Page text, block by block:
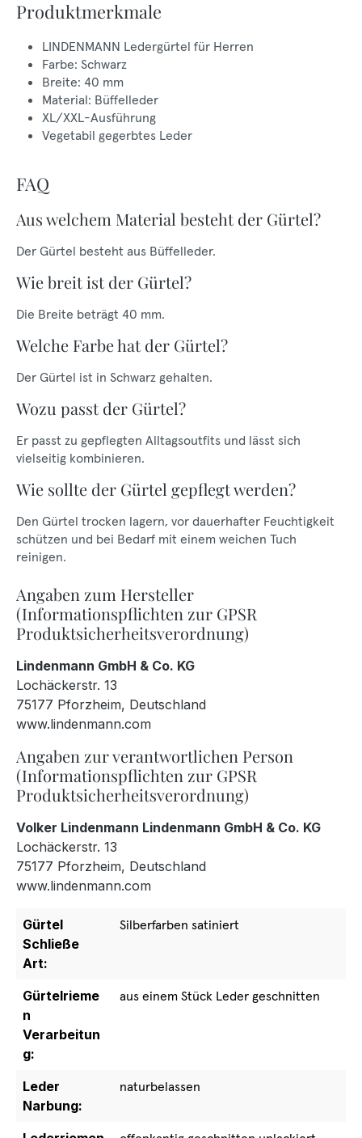
Produktmerkmale
LINDENMANN Ledergürtel für Herren
Farbe: Schwarz
Breite: 40 mm
Material: Büffelleder
XL/XXL-Ausführung
Vegetabil gegerbtes Leder
FAQ
Aus welchem Material besteht der Gürtel?
Der Gürtel besteht aus Büffelleder.
Wie breit ist der Gürtel?
Die Breite beträgt 40 mm.
Welche Farbe hat der Gürtel?
Der Gürtel ist in Schwarz gehalten.
Wozu passt der Gürtel?
Er passt zu gepflegten Alltagsoutfits und lässt sich
vielseitig kombinieren.
Wie sollte der Gürtel gepflegt werden?
Den Gürtel trocken lagern, vor dauerhafter Feuchtigkeit
schützen und bei Bedarf mit einem weichen Tuch
reinigen.
Angaben zum Hersteller
(Informationspflichten zur GPSR
Produktsicherheitsverordnung)
Lindenmann GmbH & Co. KG
Lochäckerstr. 13
75177 Pforzheim, Deutschland
www.lindenmann.com
Angaben zur verantwortlichen Person
(Informationspflichten zur GPSR
Produktsicherheitsverordnung)
Volker Lindenmann Lindenmann GmbH & Co. KG
Lochäckerstr. 13
75177 Pforzheim, Deutschland
www.lindenmann.com
Gürtel
Schließe
Art:
Silberfarben satiniert
Gürtelrieme
n
Verarbeitun
g:
aus einem Stück Leder geschnitten
Leder
Narbung:
naturbelassen